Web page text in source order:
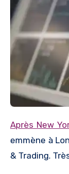
Après New
emmène à
& Trading.